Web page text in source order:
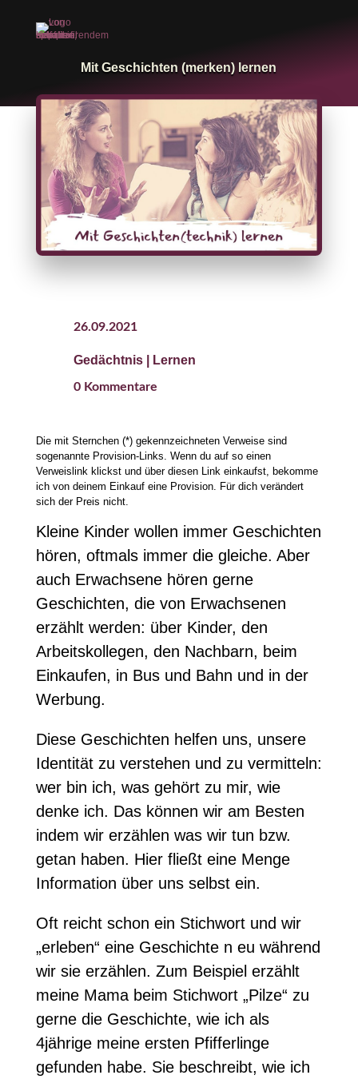
Mit Geschichten (merken) lernen
26.09.2021
Gedächtnis| Lernen
0 Kommentare
Die mit Sternchen (*) gekennzeichneten Verweise sind
sogenannte Provision-Links. Wenn du auf so einen
Verweislink klickst und über diesen Link einkaufst, bekomme
ich von deinem Einkauf eine Provision. Für dich verändert
sich der Preis nicht.
Kleine Kinder wollen immer Geschichten
hören, oftmals immer die gleiche. Aber
auch Erwachsene hören gerne
Geschichten, die von Erwachsenen
erzählt werden: über Kinder, den
Arbeitskollegen, den Nachbarn, beim
Einkaufen, in Bus und Bahn und in der
Werbung.
Diese Geschichten helfen uns, unsere
Identität zu verstehen und zu vermitteln:
wer bin ich, was gehört zu mir, wie
denke ich. Das können wir am Besten
indem wir erzählen was wir tun bzw.
getan haben. Hier fließt eine Menge
Information über uns selbst ein.
Oft reicht schon ein Stichwort und wir
„erleben“ eine Geschichte n eu während
wir sie erzählen. Zum Beispiel erzählt
meine Mama beim Stichwort „Pilze“ zu
gerne die Geschichte, wie ich als
4jährige meine ersten Pfifferlinge
gefunden habe. Sie beschreibt, wie ich